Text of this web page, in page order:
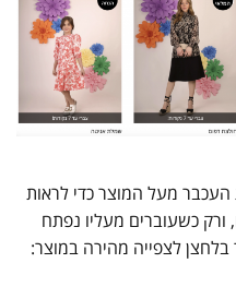
מעל המוצר כדי לראות
כשעוברים מעליו נפתח
לצפייה מהירה במוצר: